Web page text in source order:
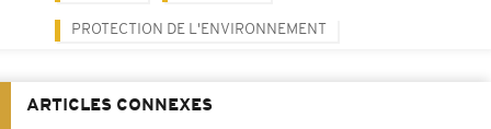
PROTECTION DE L'ENVIRONNEMENT
ARTICLES CONNEXES